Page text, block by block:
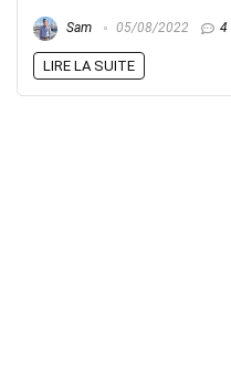
Sam 05/08/2022 4
LIRE LA SUITE